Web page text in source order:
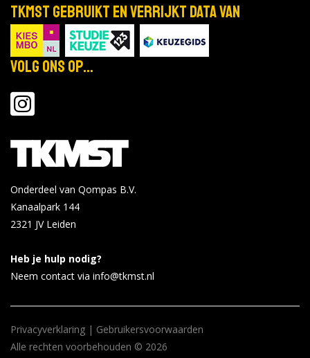
TKMST gebruikt en verrijkt data van
Volg ons op...
Onderdeel van Qompas B.V.
Kanaalpark 144
2321 JV Leiden
Heb je hulp nodig?
Neem contact via info@tkmst.nl
Privacyverklaring | Gebruikersvoorwaarden
Alle rechten voorbehouden © 2026